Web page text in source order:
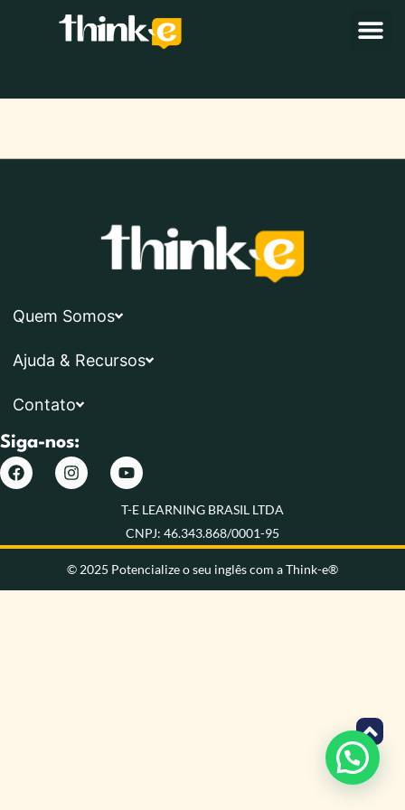
Quem Somos
Ajuda & Recursos
Contato
Siga-nos:
T-E LEARNING BRASIL LTDA
CNPJ: 46.343.868/0001-95
© 2025 Potencialize o seu inglês com a Think-e®